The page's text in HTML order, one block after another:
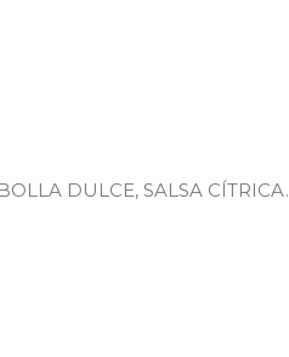
DULCE, SALSA CÍTRICA.